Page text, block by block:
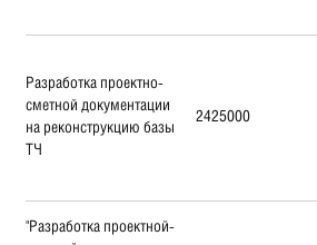
Разработка проектно-
сметной документации
на реконструкцию базы
ТЧ
2425000
"Разработка проектной-